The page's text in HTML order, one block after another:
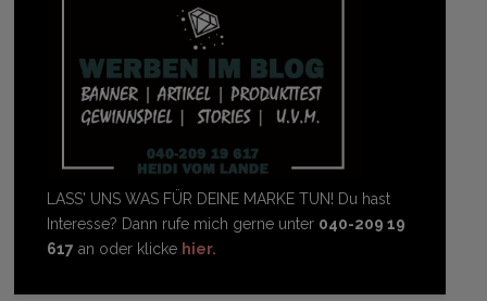
LASS' UNS WAS FÜR DEINE MARKE TUN! Du hast
Interesse? Dann rufe mich gerne unter 040-209 19
617 an oder klicke hier.